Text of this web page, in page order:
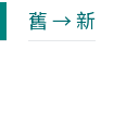
舊 → 新